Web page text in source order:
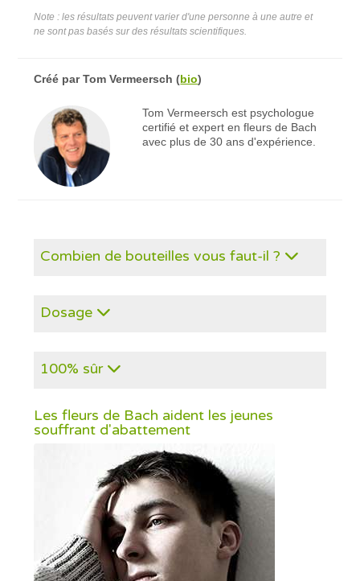
Note : les résultats peuvent varier d'une personne à une autre et
ne sont pas basés sur des résultats scientifiques.
Créé parTom Vermeersch (bio)
Tom Vermeersch est psychologue
certifié et expert en fleurs de Bach
avec plus de 30 ans d'expérience.
Combien de bouteilles vous faut-il ?
Dosage
100% sûr
Les fleurs de Bach aident les jeunes
souffrant d'abattement